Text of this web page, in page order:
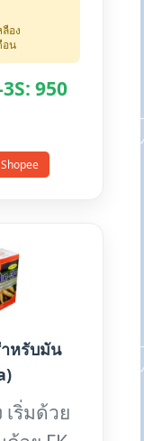
อง
อน
950
Shopee
ำหรับมัน
ริ่มด้วย